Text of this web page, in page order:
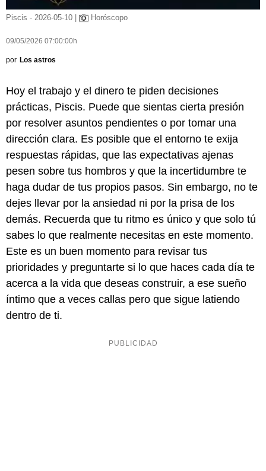
Piscis - 2026-05-10 | Horóscopo
09/05/2026 07:00:00h
por Los astros
Hoy el trabajo y el dinero te piden decisiones
prácticas, Piscis. Puede que sientas cierta presión
por resolver asuntos pendientes o por tomar una
dirección clara. Es posible que el entorno te exija
respuestas rápidas, que las expectativas ajenas
pesen sobre tus hombros y que la incertidumbre te
haga dudar de tus propios pasos. Sin embargo, no te
dejes llevar por la ansiedad ni por la prisa de los
demás. Recuerda que tu ritmo es único y que solo tú
sabes lo que realmente necesitas en este momento.
Este es un buen momento para revisar tus
prioridades y preguntarte si lo que haces cada día te
acerca a la vida que deseas construir, a ese sueño
íntimo que a veces callas pero que sigue latiendo
dentro de ti.